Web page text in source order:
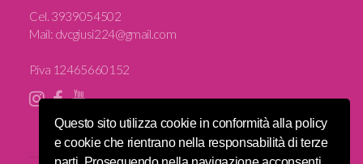
Questo sito utilizza cookie in conformità alla policy
e cookie che rientrano nella responsabilità di terze
Cel. 3939054502
Mail: dvcgiusi224@gmail.com
P.iva 12465660152